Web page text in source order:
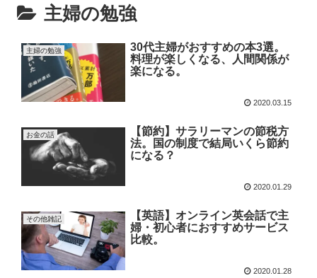
主婦の勉強
主婦の勉強
30代主婦がおすすめの本3選。
料理が楽しくなる、人間関係が
楽になる。
2020.03.15
お金の話
【節約】サラリーマンの節税方
法。国の制度で結局いくら節約
になる？
2020.01.29
その他雑記
【英語】オンライン英会話で主
婦・初心者におすすめサービス
比較。
2020.01.28